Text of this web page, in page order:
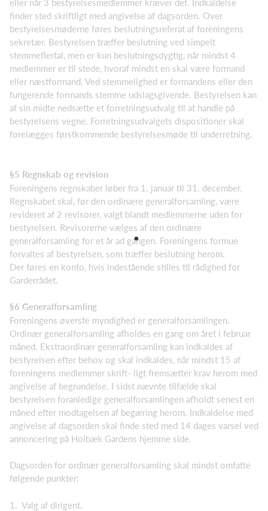
eller når 3 bestyrelsesmedlemmer kræver det. Indkaldelse
finder sted skriftligt med angivelse af dagsorden. Over
bestyrelsesmøder­ne føres beslutningsreferat af foreningens
sekretær. Bestyrelsen træffer beslutning ved simpelt
stemmeflertal, men er kun beslutningsdygtig, når mindst 4
medlemmer er til stede, hvoraf mindst en skal være formand
eller næstformand. Ved stemmelighed er formandens eller den
fungerende formands stemme udslagsgivende. Bestyrelsen kan
af sin midte nedsætte et forretningsudvalg til at handle på
bestyrelsens vegne. Forretningsudvalgets dispositioner skal
forelægges førstkom­mende bestyrelsesmøde til underretning.
§5 Regnskab og revision
Foreningens regnskaber løber fra 1. januar til 31. december.
Regnskabet skal, før den ordinære generalforsamling, være
revideret af 2 revisorer, valgt blandt medlemmerne uden for
bestyrelsen. Revisorerne vælges af den ordinære
generalforsamling for et år ad gangen. Foreningens formue
forvaltes af bestyrelsen, som træffer beslutning herom.
Der føres en konto, hvis indestående stilles til rådighed for
Garderrådet.
§6 Generalforsamling
Foreningens øverste myndighed er generalforsamlingen.
Ordinær generalforsamling afholdes en gang om året i februar
måned. Ekstraordinær generalforsamling kan indkaldes af
bestyrelsen efter behov og skal indkaldes, når mindst 15 af
foreningens medlemmer skrift- ligt fremsætter krav her­om med
angivelse af begrundelse. I sidst nævnte tilfælde skal
bestyrelsen foranledige generalfor­samlingen afholdt senest en
måned efter modtagelsen af begæring herom. Indkaldelse med
angi­velse af dagsorden skal finde sted med 14 dages varsel ved
annoncering på Holbæk Gardens hjemme side.
Dagsorden for ordinær generalforsamling skal mindst omfatte
følgende punkter:
1. Valg af dirigent.